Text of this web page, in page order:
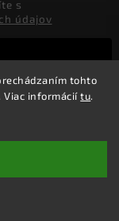
tohto
Viac informáciítu.
ČR
údajov
práva vyhrazena.